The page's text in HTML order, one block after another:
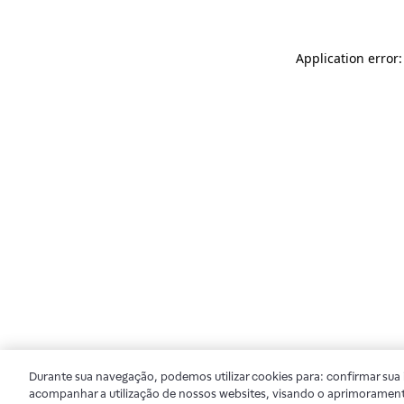
Application
Durante sua navegação, podemos utilizar cookies para: confirmar
acompanhar a utilização de nossos websites, visando o